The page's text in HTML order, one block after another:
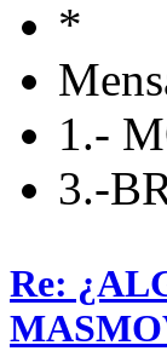
1.-
3.-
Re: